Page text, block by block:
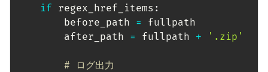
if regex_href_items :
        before_path
= fullpath
        after_path
= fullpath + '.zip'
# ログ出力